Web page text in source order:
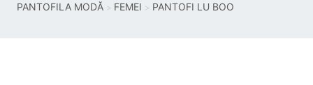
PANTOFILA MODĂ FEMEI PANTOFI LU BOO